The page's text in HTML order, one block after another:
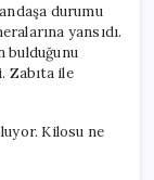
durumu
yansıdı.
bulduğunu
Zabıta ile
Kilosu ne